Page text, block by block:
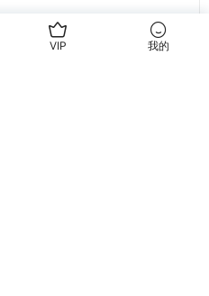
VIP 我的